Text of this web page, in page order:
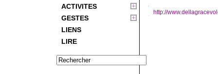
ACTIVITES
GESTES
LIENS
LIRE
http://